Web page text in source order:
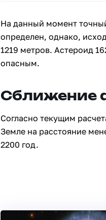
На данный момент
определен, однако,
1219 метров. Астероид
опасным.
Сближение
Согласно текущим
Земле на расстояние
2200 год.